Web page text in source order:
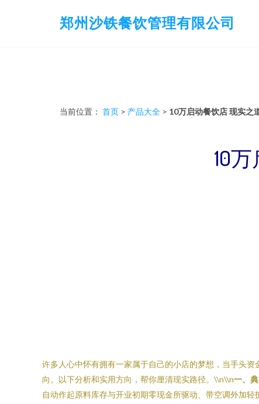
郑州沙铁餐饮管理有限公司
当前位置： 首页 > 产品大全 > 10万启动餐饮店 现实之
10
许多人心中怀有拥有一家属于自己的小店的梦想，当手头
向。以下分析和实用方向，帮你厘清现实路径。\\n\\n一、
自动作起原料库存与开业初期零现金所驱动、带空调外加轻